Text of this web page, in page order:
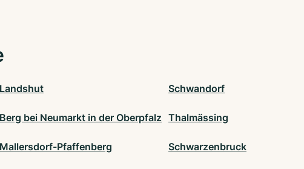
Landshut Schwandorf
Berg bei Neumarkt in der Oberpfalz Thalmässing
Mallersdorf-Pfaffenberg Schwarzenbruck